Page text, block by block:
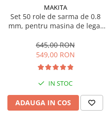
Razatoare branzeturi
Storcatoare de rosii
Accesorii articole de bucatarie
Gradina & Terasa
Mobilier gradina
Depozitare gradina
Gratare si accesorii
Piscine
Echipamente curatenie
MAKITA
Set 50 role de sarma de 0.8
mm, pentru masina de legat
645,00 RON
549,00 RON
IN STOC
ADAUGA IN COS